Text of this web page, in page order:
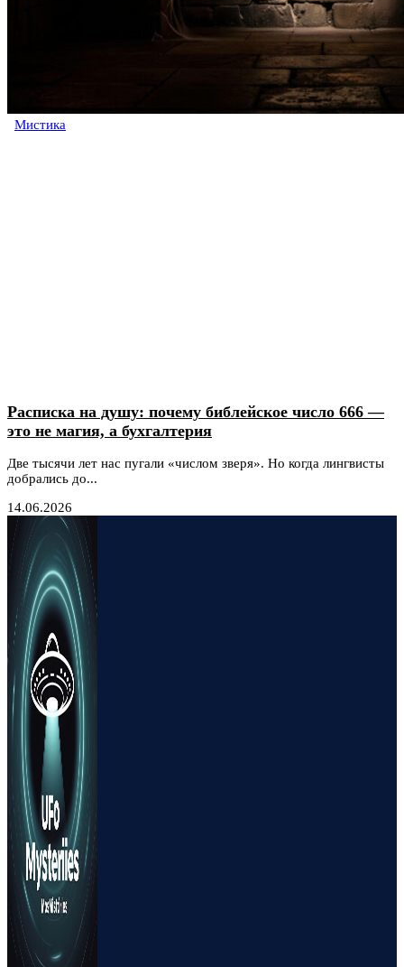
Мистика
Расписка на душу: почему библейское число 666 —
это не магия, а бухгалтерия
Две тысячи лет нас пугали «числом зверя». Но когда лингвисты
добрались до...
14.06.2026